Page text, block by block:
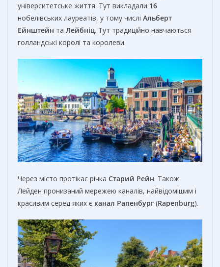
університетське життя. Тут викладали 16
нобелівських лауреатів, у тому числі Альберт
Ейнштейн та Лейбніц. Тут традиційно навчаються
голландські королі та королеви.
Через місто протікає річка Старий Рейн. Також
Лейден пронизаний мережею каналів, найвідомішим і
красивим серед яких є канал Рапенбург (Rapenburg).